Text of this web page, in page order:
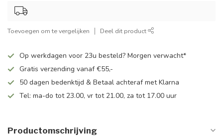
Toevoegen om te vergelijken Deel dit product
Op werkdagen voor 23u besteld? Morgen verwacht*
Gratis verzending vanaf €55,-
50 dagen bedenktijd & Betaal achteraf met Klarna
Tel: ma-do tot 23.00, vr tot 21.00, za tot 17.00 uur
Productomschrijving